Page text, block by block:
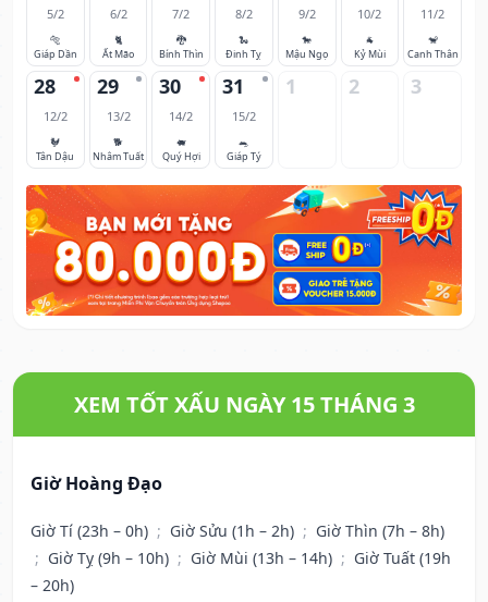
5/2
🐅
Giáp Dần
6/2
🐈
Ất Mão
7/2
🐉
Bính Thìn
8/2
🐍
Đinh Tỵ
9/2
🐎
Mậu Ngọ
10/2
🐐
Kỷ Mùi
11/2
🐒
Canh Thân
28
12/2
🐓
Tân Dậu
29
13/2
🐕
Nhâm Tuất
30
14/2
🐖
Quý Hợi
31
15/2
🐀
Giáp Tý
1 2 3
XEM TỐT XẤU NGÀY 15 THÁNG 3
Giờ Hoàng Đạo
Giờ Tí (23h – 0h) ; Giờ Sửu (1h – 2h) ; Giờ Thìn (7h – 8h)
; Giờ Tỵ (9h – 10h) ; Giờ Mùi (13h – 14h) ; Giờ Tuất (19h
– 20h)